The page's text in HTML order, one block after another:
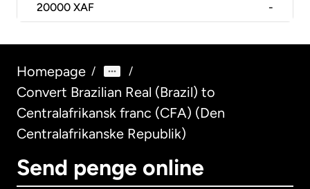
20000 XAF -
Homepage / /
Convert Brazilian Real (Brazil) to
Centralafrikansk franc (CFA) (Den
Centralafrikanske Republik)
Send penge online